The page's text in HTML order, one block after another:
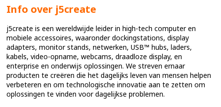
Info over j5create
j5create is een wereldwijde leider in high-tech computer en
mobiele accessoires, waaronder dockingstations, display
adapters, monitor stands, netwerken, USB™ hubs, laders,
kabels, video-opname, webcams, draadloze display, en
enterprise en onderwijs oplossingen. We streven ernaar
producten te creëren die het dagelijks leven van mensen helpen
verbeteren en om technologische innovatie aan te zetten om
oplossingen te vinden voor dagelijkse problemen.